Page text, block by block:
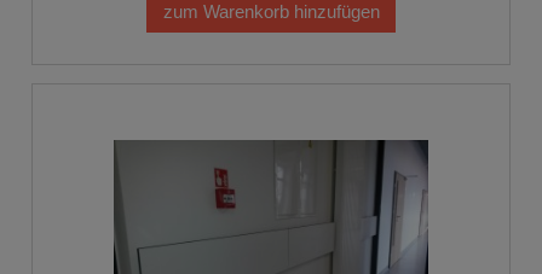
zum Warenkorb hinzufügen